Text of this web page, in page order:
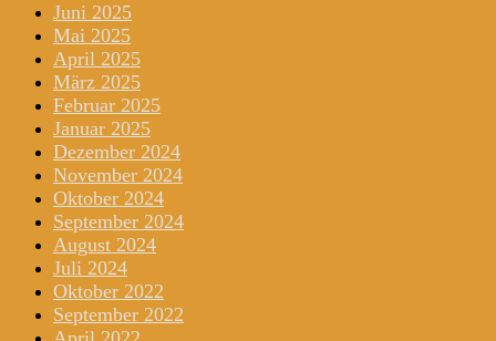
Juni 2025
Mai 2025
April 2025
März 2025
Februar 2025
Januar 2025
Dezember 2024
November 2024
Oktober 2024
September 2024
August 2024
Juli 2024
Oktober 2022
September 2022